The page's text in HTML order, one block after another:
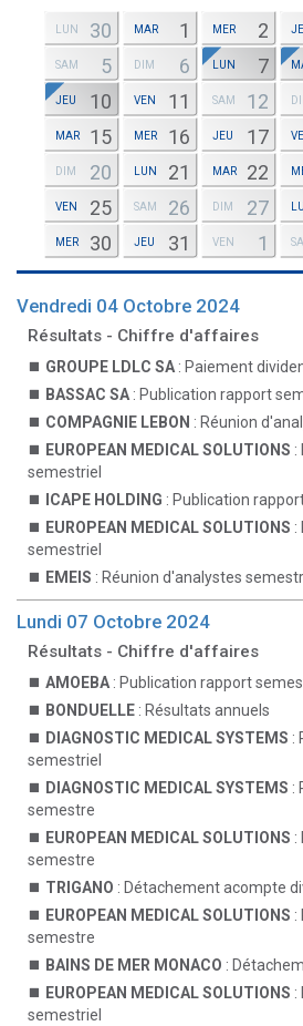
LUN 30 MAR 1 MER 2
SAM 5 DIM 6 LUN 7
JEU 10 VEN 11 SAM 12
MAR 15 MER 16 JEU 17
DIM 20 LUN 21 MAR 22
VEN 25 SAM 26 DIM 27
MER 30 JEU 31 VEN 1
Vendredi 04 Octobre 2024
Résultats - Chiffre d'affaires
GROUPE LDLC SA : Paiement
BASSAC SA : Publication rapport
COMPAGNIE LEBON : Réunion
EUROPEAN MEDICAL SOLUTIONS :
semestriel
ICAPE HOLDING : Publication
EUROPEAN MEDICAL SOLUTIONS :
semestriel
EMEIS : Réunion d'analystes
Lundi 07 Octobre 2024
Résultats - Chiffre d'affaires
AMOEBA : Publication rapport
BONDUELLE : Résultats annuels
DIAGNOSTIC MEDICAL SYSTEMS :
semestriel
DIAGNOSTIC MEDICAL SYSTEMS :
semestre
EUROPEAN MEDICAL SOLUTIONS :
semestre
TRIGANO : Détachement acompte
EUROPEAN MEDICAL SOLUTIONS :
semestre
BAINS DE MER MONACO :
EUROPEAN MEDICAL SOLUTIONS :
semestriel